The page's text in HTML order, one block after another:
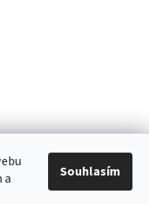
a
Souhlasím